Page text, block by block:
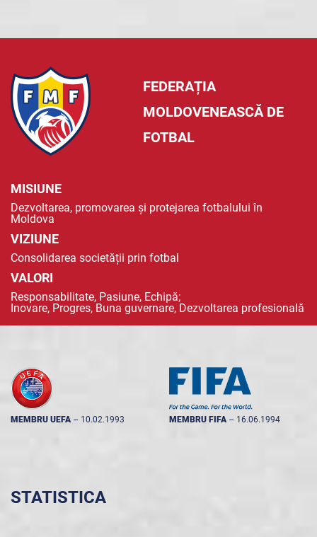
FEDERAȚIA
MOLDOVENEASCĂ DE
FOTBAL
MISIUNE
Dezvoltarea, promovarea și protejarea fotbalului în
Moldova
VIZIUNE
Consolidarea societății prin fotbal
VALORI
Responsabilitate, Pasiune, Echipă;
Inovare, Progres, Buna guvernare, Dezvoltarea profesională
MEMBRU UEFA -- 10.02.1993 MEMBRU FIFA -- 16.06.1994
STATISTICA